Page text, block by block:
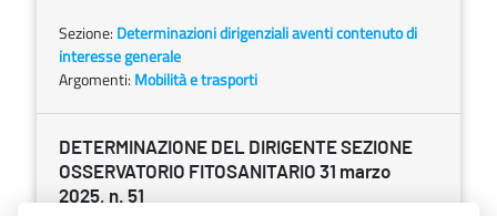
Sezione: Determinazioni dirigenziali aventi contenuto di
interesse generale
Argomenti: Mobilità e trasporti
DETERMINAZIONE DEL DIRIGENTE SEZIONE
OSSERVATORIO FITOSANITARIO 31 marzo
2025, n. 51